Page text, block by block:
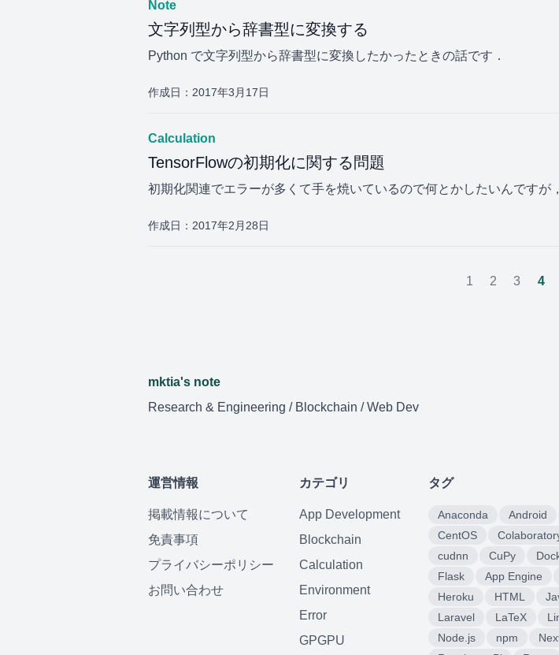
Note
文字列型から辞書型に変換する
Python で文字列型から辞書型に変換したかったときの話です．
作成日： 2017年3月17日
Calculation
TensorFlowの初期化に関する問題
初期化関連でエラーが多くて手を焼いているので何とかしたいんですが
作成日： 2017年2月28日
1 2 3 4
mktia's note
Research & Engineering / Blockchain / Web Dev
運営情報
掲載情報について
免責事項
プライバシーポリシー
お問い合わせ
カテゴリ
App Development
Blockchain
Calculation
Environment
Error
GPGPU
タグ
Anaconda Android
CentOS
cudnn
CuPy
Flask
App Engine
Heroku
HTML
Laravel
LaTeX
Node.js
npm